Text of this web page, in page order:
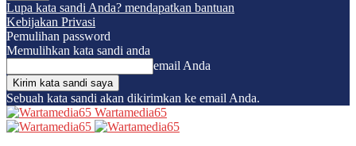
Lupa kata sandi Anda? mendapatkan bantuan
Kebijakan Privasi
Pemulihan password
Memulihkan kata sandi anda
email Anda
Sebuah kata sandi akan dikirimkan ke email Anda.
Wartamedia65